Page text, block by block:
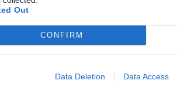
Out
CONFIRM
Data Deletion Data Access
tra persone e sistemi. La
aziendale. Collegandosi alla
scalabile e altamente affidabile, gli
transazioni quali ordini di acquisto, avvisi